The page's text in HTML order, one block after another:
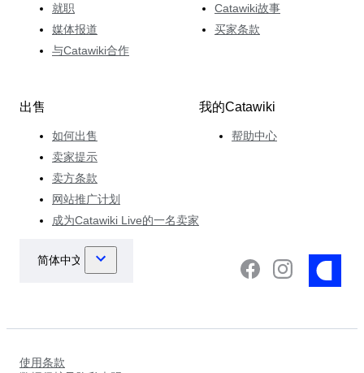
就职
媒体报道
与Catawiki合作
Catawiki故事
买家条款
出售
如何出售
卖家提示
卖方条款
网站推广计划
成为Catawiki Live的一名卖家
我的Catawiki
帮助中心
使用条款